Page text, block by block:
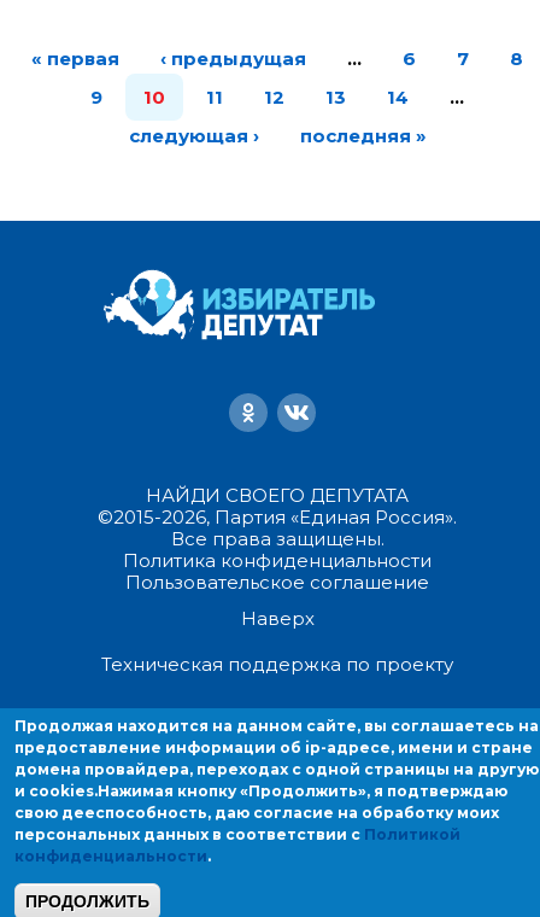
« первая ‹ предыдущая … 6 7
8
9
10 11 12 13 14
…
следующая ›
последняя »
НАЙДИ СВОЕГО ДЕПУТАТА
©2015-2026, Партия «Единая Россия».
Все права защищены.
Политика конфиденциальности
Пользовательское соглашение
Наверх
Техническая поддержка по проекту
Продолжая находиться на данном сайте, вы соглашаетесь на
предоставление информации об ip-адресе, имени и стране домена
провайдера, переходах с одной страницы на другую и cookies.
Продолжая находится на данном сайте, вы соглашаетесь на
предоставление информации об ip-адресе, имени и стране
домена провайдера, переходах с одной страницы на другую
и cookies.Нажимая кнопку «Продолжить», я подтверждаю
свою дееспособность, даю согласие на обработку моих
персональных данных в соответствии с Политикой
конфиденциальности.
ПРОДОЛЖИТЬ